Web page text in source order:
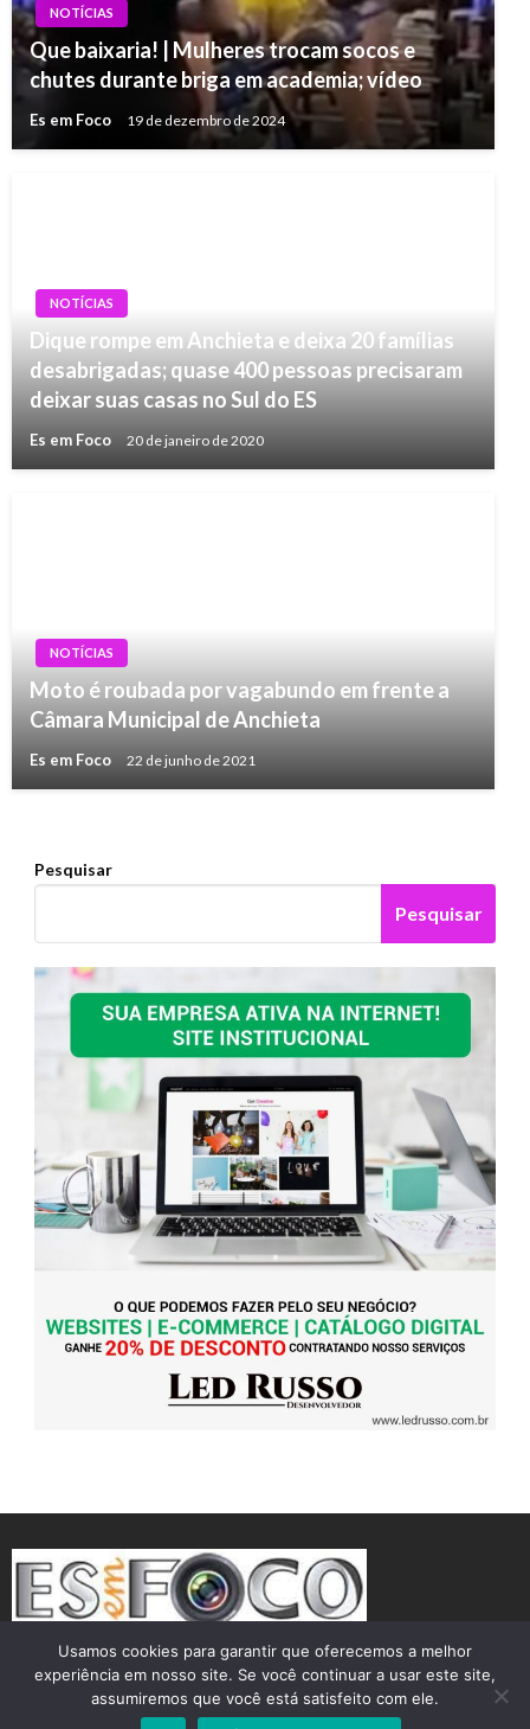
NOTÍCIAS
Que baixaria! | Mulheres trocam socos e
chutes durante briga em academia; vídeo
Es em Foco 19 de dezembro de 2024
NOTÍCIAS
Dique rompe em Anchieta e deixa 20 famílias
desabrigadas; quase 400 pessoas precisaram
deixar suas casas no Sul do ES
Es em Foco 20 de janeiro de 2020
NOTÍCIAS
Moto é roubada por vagabundo em frente a
Câmara Municipal de Anchieta
Es em Foco 22 de junho de 2021
Pesquisar
Pesquisar
Usamos cookies para garantir que oferecemos a melhor
experiência em nosso site. Se você continuar a usar este site,
assumiremos que você está satisfeito com ele.